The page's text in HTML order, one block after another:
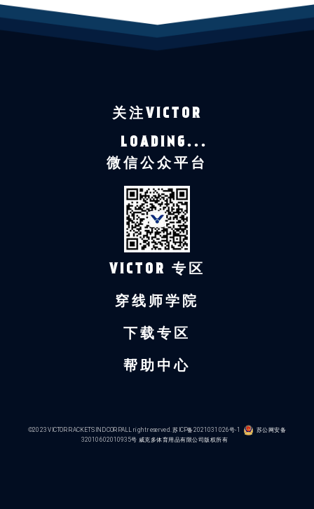
关注VICTOR
LOADING...
微信公众平台
VICTOR 专区
穿线师学院
下载专区
帮助中心
©2023 VICTOR RACKETS IND CORP.ALL right reserved.苏ICP备2021031026号-1 苏公网安备
32010602010935号 威克多体育用品有限公司版权所有